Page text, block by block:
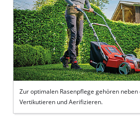
Zur optimalen Rasenpflege gehören
Vertikutieren und Aerifizieren.